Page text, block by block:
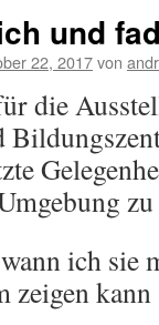
und
22, 2017von
die
zu
ich sie
zeigen kann